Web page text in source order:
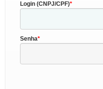
Login (CNPJ/CPF)
Senha